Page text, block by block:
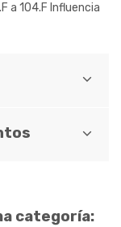
a 104.F Influencia
categoría: